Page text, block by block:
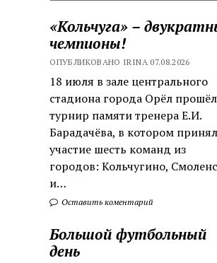
«Кольчуга» –
чемпионы!
ОПУБЛИКОВАНО IRINA 07.08.2026
18 июля в зале центрального
стадиона города Орёл прошёл
турнир памяти тренера Е.И.
Барадачёва, в котором
участие шесть команд из
городов: Кольчугино,
и…
Оставить коментарий
Большой футбольный
день